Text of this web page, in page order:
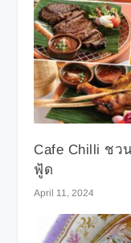
Cafe Chilli ชว
ฟู้ด
April 11, 2024